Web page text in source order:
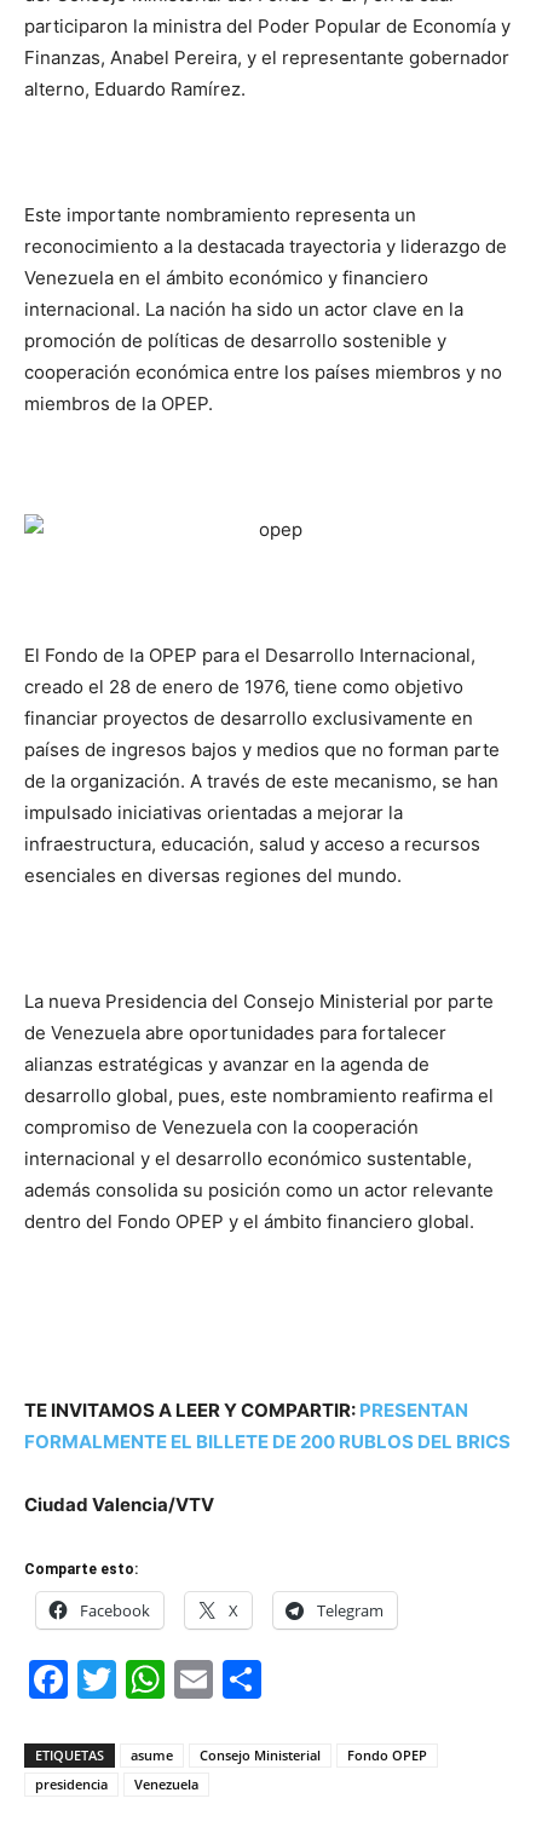
participaron la ministra del Poder Popular de Economía y
Finanzas, Anabel Pereira, y el representante gobernador
alterno, Eduardo Ramírez.
Este importante nombramiento representa un
reconocimiento a la destacada trayectoria y liderazgo de
Venezuela en el ámbito económico y financiero
internacional. La nación ha sido un actor clave en la
promoción de políticas de desarrollo sostenible y
cooperación económica entre los países miembros y no
miembros de la OPEP.
El Fondo de la OPEP para el Desarrollo Internacional,
creado el 28 de enero de 1976, tiene como objetivo
financiar proyectos de desarrollo exclusivamente en
países de ingresos bajos y medios que no forman parte
de la organización. A través de este mecanismo, se han
impulsado iniciativas orientadas a mejorar la
infraestructura, educación, salud y acceso a recursos
esenciales en diversas regiones del mundo.
La nueva Presidencia del Consejo Ministerial por parte
de Venezuela abre oportunidades para fortalecer
alianzas estratégicas y avanzar en la agenda de
desarrollo global, pues, este nombramiento reafirma el
compromiso de Venezuela con la cooperación
internacional y el desarrollo económico sustentable,
además consolida su posición como un actor relevante
dentro del Fondo OPEP y el ámbito financiero global.
TE INVITAMOS A LEER Y COMPARTIR: PRESENTAN
FORMALMENTE EL BILLETE DE 200 RUBLOS DEL BRICS
Ciudad Valencia/VTV
Comparte esto:
Facebook X Telegram
Facebook
Twitter
WhatsApp
Email
ETIQUETAS asume Consejo Ministerial
Fondo OPEP
presidencia
Venezuela